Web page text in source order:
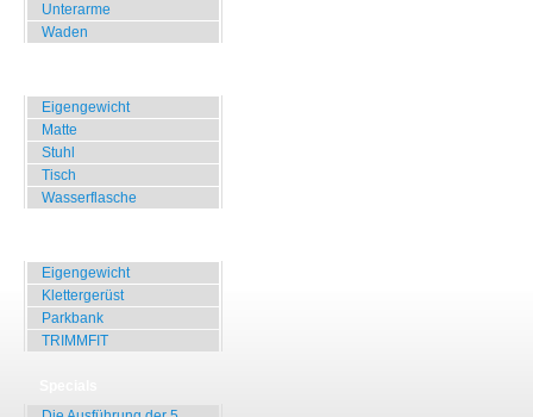
Unterarme
Waden
Eigengewicht
Matte
Stuhl
Tisch
Wasserflasche
Eigengewicht
Klettergerüst
Parkbank
TRIMMFIT